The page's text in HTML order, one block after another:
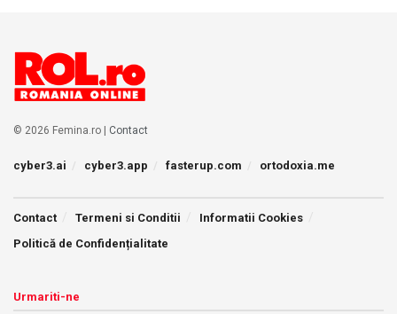
© 2026 Femina.ro | Contact
cyber3.ai cyber3.app fasterup.com ortodoxia.me
Contact Termeni si Conditii
Informatii Cookies
Politică de Confidențialitate
Urmariti-ne